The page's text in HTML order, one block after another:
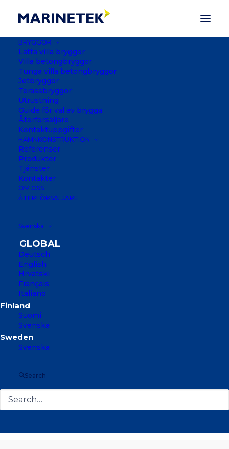
BRYGGOR
Lätta villa bryggor
Villa betongbryggor
Tunga villa betongbryggor
Jetbryggor
Terassbryggor
Utrustning
Guide för val av brygga
Återförsäljare
Kontaktuppgifter
HAMNKONSTRUKTION
Referenser
Produkter
Tjänster
Kontakter
OM OSS
ÅTERFÖRSÄLJARE
Svenska
Deutsch
English
Hrvatski
Français
Italiano
Suomi
Svenska
Svenska
Search
SUPER YACHT
För stora båtar, superyachter och
kommersiellt bruk. Marinetek Super
Yacht pontooner erbjuder förstklassig
kvalitet för att uppfylla de höga kraven
som ställs av förstklassiga marinor och
kommersiella tillämpningar när de
betjänar de största yachterna och